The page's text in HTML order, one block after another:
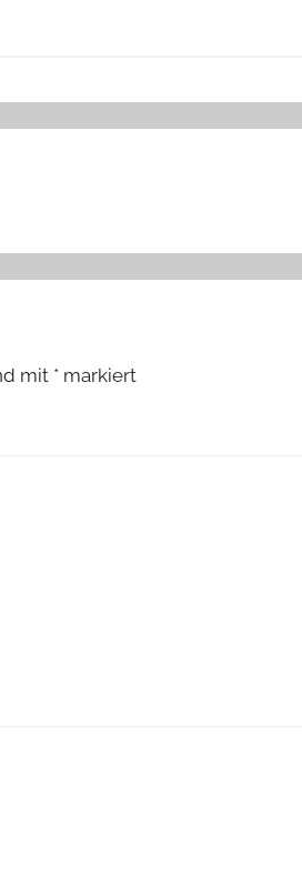
mit * markiert